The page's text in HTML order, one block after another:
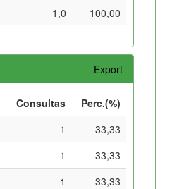
1,0 100,00
Export
Consultas
Perc.(%)
1
33,33
1
33,33
1
33,33